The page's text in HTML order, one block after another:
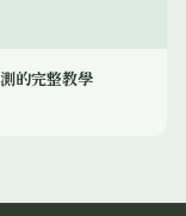
的完整教學